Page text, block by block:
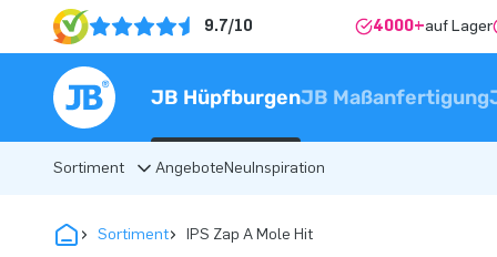
9.7/10 4000+auf Lager
JB HüpfburgenJB Maßanfertigung
Sortiment AngeboteNeuInspiration
Sortiment IPS Zap A Mole Hit